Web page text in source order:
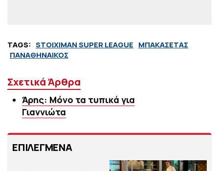
TAGS: STOIXIMAN SUPER LEAGUE ΜΠΑΚΑΣΕΤΑΣ
ΠΑΝΑΘΗΝΑΙΚΟΣ
Σχετικά Άρθρα
Άρης: Μόνο τα τυπικά για
Γιαννιώτα
ΕΠΙΛΕΓΜΕΝΑ